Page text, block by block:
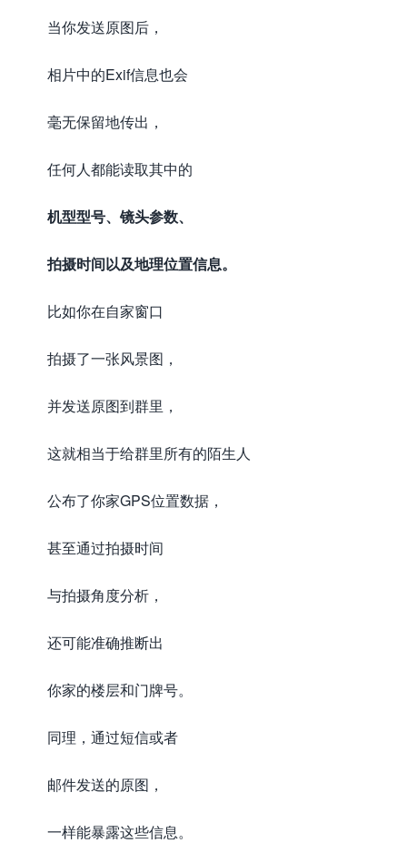
当你发送原图后，
相片中的Exif信息也会
毫无保留地传出，
任何人都能读取其中的
机型型号、镜头参数、
拍摄时间以及地理位置信息。
比如你在自家窗口
拍摄了一张风景图，
并发送原图到群里，
这就相当于给群里所有的陌生人
公布了你家GPS位置数据，
甚至通过拍摄时间
与拍摄角度分析，
还可能准确推断出
你家的楼层和门牌号。
同理，通过短信或者
邮件发送的原图，
一样能暴露这些信息。